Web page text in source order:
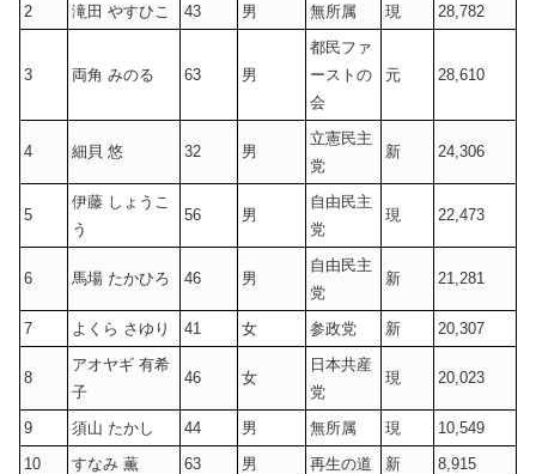
2
滝田 やすひこ 43 男 無所属 現 28,782
3 両角 みのる 63 男
都民ファ
ーストの
会
元 28,610
4 細貝 悠 32 男
立憲民主
党
新 24,306
5
伊藤 しょうこ
う
56 男
自由民主
党
現 22,473
6 馬場 たかひろ 46 男
自由民主
党
新 21,281
7 よくら さゆり 41 女 参政党 新 20,307
8
アオヤギ 有希
子
46 女
日本共産
党
現 20,023
9 須山 たかし 44 男 無所属 現
10,549
10
すなみ 薫 63 男 再生の道 新
8,915